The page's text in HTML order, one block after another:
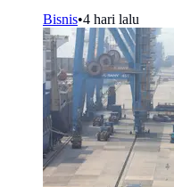
Bisnis•4 hari lalu